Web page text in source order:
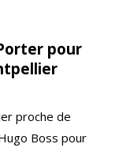
pour
proche de
Boss pour